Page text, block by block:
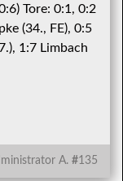
Tore: 0:1, 0:2
(34., FE), 0:5
1:7 Limbach
A. #135